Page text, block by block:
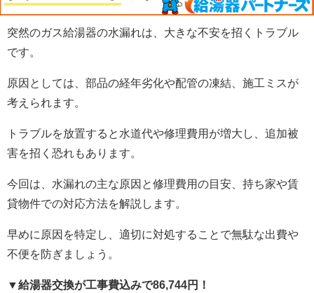
突然のガス給湯器の水漏れは、大きな不安を招くトラブル
です。
原因としては、部品の経年劣化や配管の凍結、施工ミスが
考えられます。
トラブルを放置すると水道代や修理費用が増大し、追加被
害を招く恐れもあります。
今回は、水漏れの主な原因と修理費用の目安、持ち家や賃
貸物件での対応方法を解説します。
早めに原因を特定し、適切に対処することで無駄な出費や
不便を防ぎましょう。
▼給湯器交換が工事費込みで86,744円！